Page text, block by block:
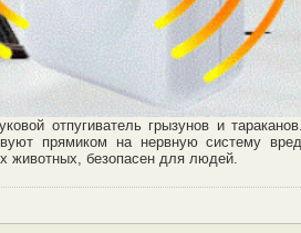
отпугиватель грызунов и
прямиком на нервную систему
животных, безопасен для людей.